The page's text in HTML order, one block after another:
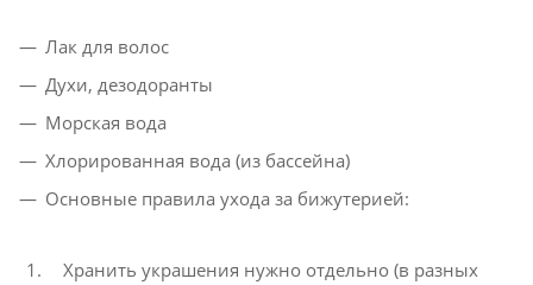
Лак для волос
Духи, дезодоранты
Морская вода
Хлорированная вода (из бассейна)
Основные правила ухода за бижутерией:
Хранить украшения нужно отдельно (в разных